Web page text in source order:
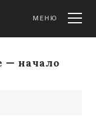
— начало
МЕНЮ